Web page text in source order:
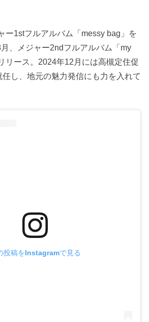
ー1stフルアルバム「messy bag」を
、メジャー2ndフルアルバム「my
リース。2024年12月には高槻定住促
し、地元の魅力発信にも力を入れて
投稿をInstagramで見る